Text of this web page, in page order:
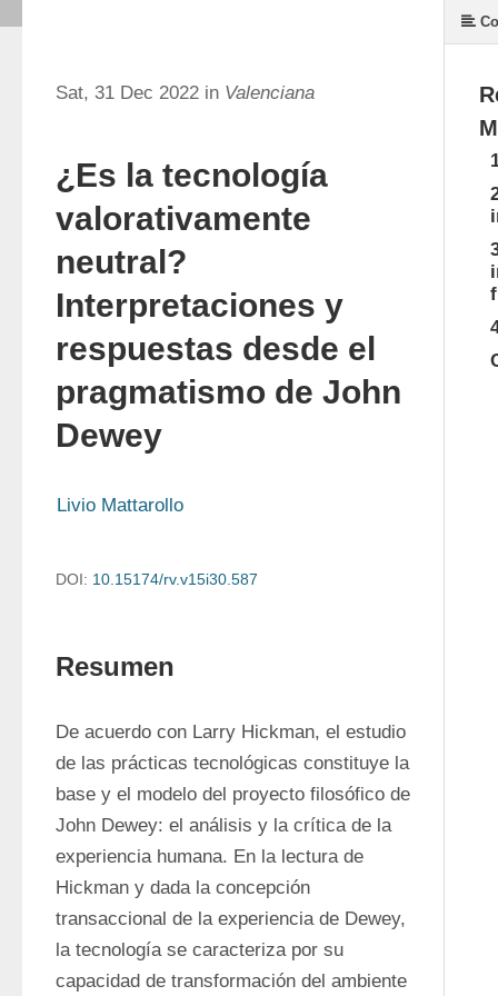
Sat, 31 Dec 2022 in Valenciana
¿Es la tecnología
valorativamente
neutral?
Interpretaciones y
respuestas desde el
pragmatismo de John
Dewey
Livio Mattarollo
DOI: 10.15174/rv.v15i30.587
Resumen
De acuerdo con Larry Hickman, el estudio
de las prácticas tecnológicas constituye la
base y el modelo del proyecto filosófico de
John Dewey: el análisis y la crítica de la
experiencia humana. En la lectura de
Hickman y dada la concepción
transaccional de la experiencia de Dewey,
la tecnología se caracteriza por su
capacidad de transformación del ambiente